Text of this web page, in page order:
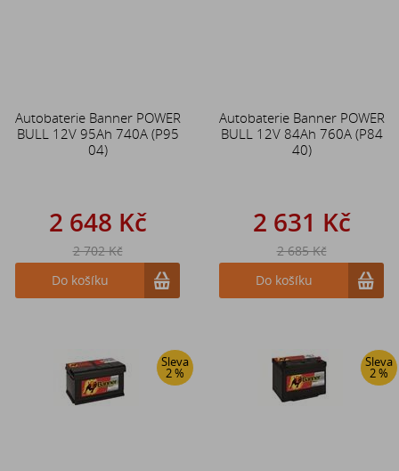
Autobaterie Banner POWER
BULL 12V 95Ah 740A (P95
04)
2 648 Kč
2 702 Kč
Do košíku
Autobaterie Banner POWER
BULL 12V 84Ah 760A (P84
40)
2 631 Kč
2 685 Kč
Do košíku
Sleva
2 %
Sleva
2 %